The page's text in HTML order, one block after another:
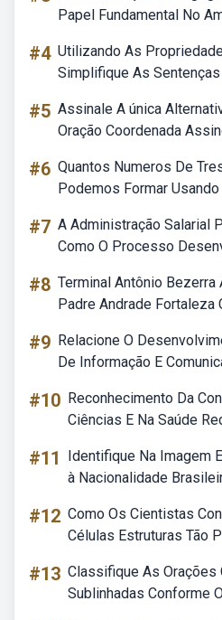
Papel Fundamental No
#4 Utilizando As
Simplifique As
#5 Assinale A única
Oração Coordenada
#6 Quantos Numeros De
Podemos Formar
#7 A Administração Salarial
Como O Processo
#8 Terminal Antônio
Padre Andrade Fortaleza
#9 Relacione O
De Informação E
#10 Reconhecimento Da
Ciências E Na Saúde
#11
Identifique Na Imagem
à Nacionalidade
#12 Como Os Cientistas
Células Estruturas Tão
#13 Classifique As Orações
Sublinhadas Conforme